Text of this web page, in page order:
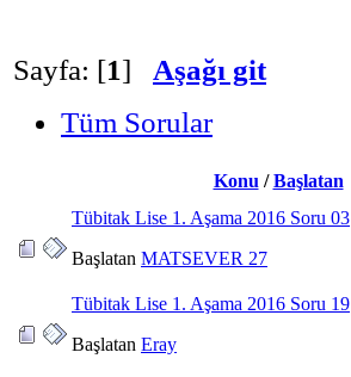
Sayfa: [1] Aşağı git
Tüm Sorular
Konu /Başlatan
Tübitak Lise 1. Aşama 2016 Soru 03
Başlatan MATSEVER 27
Tübitak Lise 1. Aşama 2016 Soru 19
Başlatan Eray